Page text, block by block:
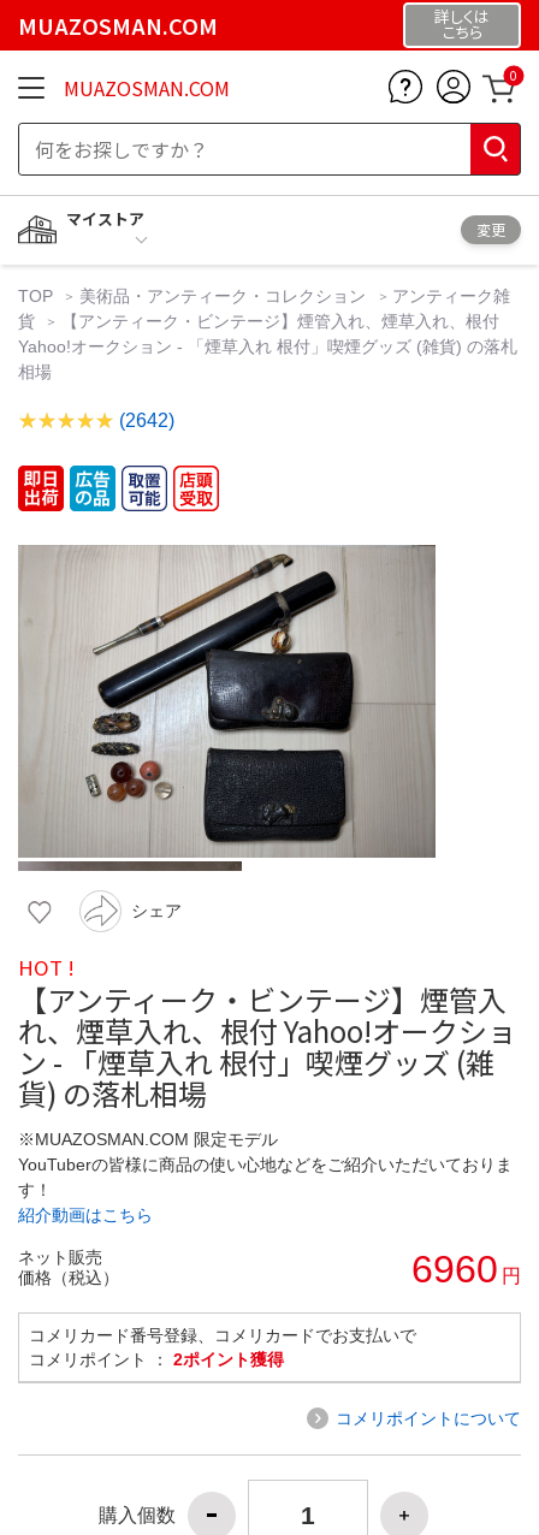
MUAZOSMAN.COM 詳しくは
こちら
MUAZOSMAN.COM 0
マイストア
変更
TOP 美術品・アンティーク・コレクション
アンティーク雑
貨
【アンティーク・ビンテージ】煙管入れ、煙草入れ、根付
Yahoo!オークション - 「煙草入れ 根付」喫煙グッズ (雑貨) の落札
相場
(2642)
シェア
HOT !
【アンティーク・ビンテージ】煙管入
れ、煙草入れ、根付 Yahoo!オークショ
ン - 「煙草入れ 根付」喫煙グッズ (雑
貨) の落札相場
※MUAZOSMAN.COM 限定モデル
YouTuberの皆様に商品の使い心地などをご紹介いただいておりま
す！
紹介動画はこちら
ネット販売
価格（税込）
6960 円
コメリカード番号登録、コメリカードでお支払いで
コメリポイント ： 2ポイント獲得
コメリポイントについて
購入個数